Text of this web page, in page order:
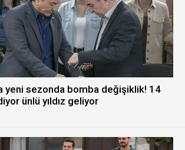
yeni sezonda bomba değişiklik! 14
ünlü yıldız geliyor